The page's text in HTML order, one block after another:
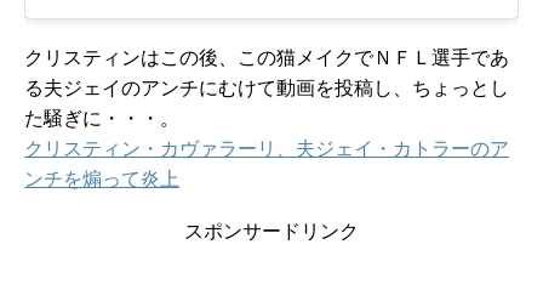
クリスティンはこの後、この猫メイクでＮＦＬ選手であ
る夫ジェイのアンチにむけて動画を投稿し、ちょっとし
た騒ぎに・・・。
クリスティン・カヴァラーリ、夫ジェイ・カトラーのア
ンチを煽って炎上
スポンサードリンク